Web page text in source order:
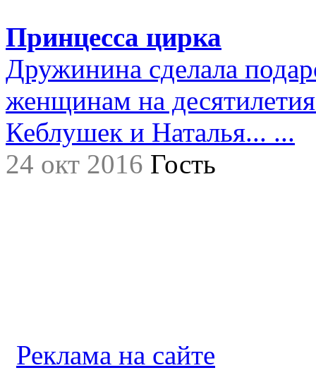
Принцесса цирка
Дружинина сделала
женщинам на
Кеблушек и Наталья... ...
24 окт 2016 Гость
Реклама на сайте